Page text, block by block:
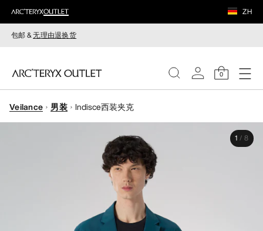
ZH
包邮 &无理由退换货
0
女装
Veilance 男装 Indisce西装夹克
1 / 8